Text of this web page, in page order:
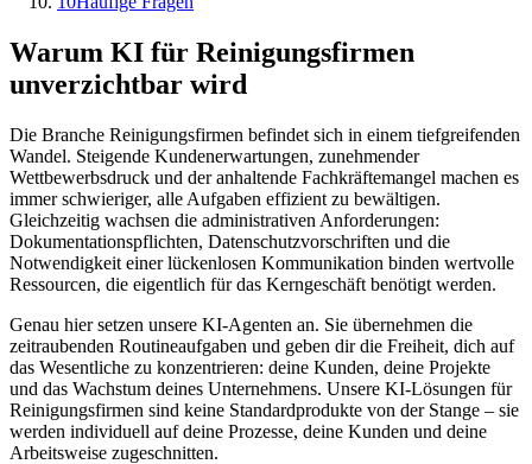
Warum KI für Reinigungsfirmen
unverzichtbar wird
Die Branche Reinigungsfirmen befindet sich in einem tiefgreifenden
Wandel. Steigende Kundenerwartungen, zunehmender
Wettbewerbsdruck und der anhaltende Fachkräftemangel machen es
immer schwieriger, alle Aufgaben effizient zu bewältigen.
Gleichzeitig wachsen die administrativen Anforderungen:
Dokumentationspflichten, Datenschutzvorschriften und die
Notwendigkeit einer lückenlosen Kommunikation binden wertvolle
Ressourcen, die eigentlich für das Kerngeschäft benötigt werden.
Genau hier setzen unsere KI-Agenten an. Sie übernehmen die
zeitraubenden Routineaufgaben und geben dir die Freiheit, dich auf
das Wesentliche zu konzentrieren: deine Kunden, deine Projekte
und das Wachstum deines Unternehmens. Unsere KI-Lösungen für
Reinigungsfirmen sind keine Standardprodukte von der Stange – sie
werden individuell auf deine Prozesse, deine Kunden und deine
Arbeitsweise zugeschnitten.